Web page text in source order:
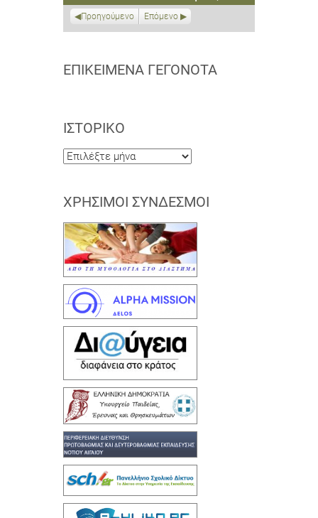
Προηγούμενο Επόμενο
ΕΠΙΚΕΊΜΕΝΑ ΓΕΓΟΝΌΤΑ
ΙΣΤΟΡΙΚΌ
Ιστορικό
ΧΡΉΣΙΜΟΙ ΣΎΝΔΕΣΜΟΙ